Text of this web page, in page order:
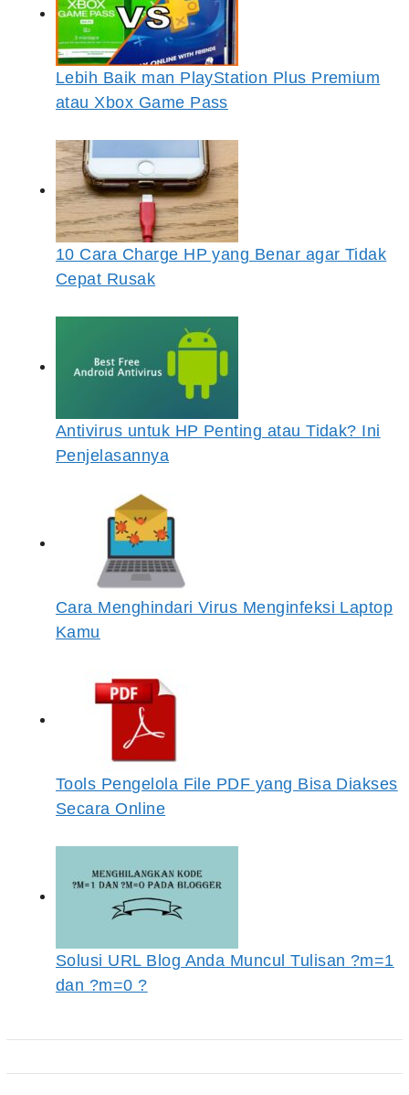
Lebih Baik man PlayStation Plus Premium
atau Xbox Game Pass
10 Cara Charge HP yang Benar agar Tidak
Cepat Rusak
Antivirus untuk HP Penting atau Tidak? Ini
Penjelasannya
Cara Menghindari Virus Menginfeksi Laptop
Kamu
Tools Pengelola File PDF yang Bisa Diakses
Secara Online
Solusi URL Blog Anda Muncul Tulisan ?m=1
dan ?m=0 ?